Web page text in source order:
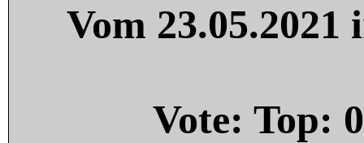
Vom
Vote: Top: 0